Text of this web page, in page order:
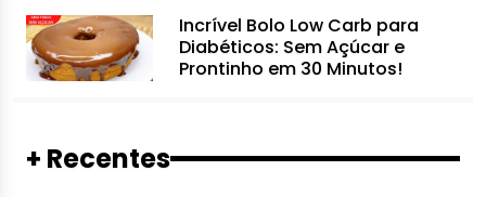
Incrível Bolo Low Carb para
Diabéticos: Sem Açúcar e
Prontinho em 30 Minutos!
+ Recentes